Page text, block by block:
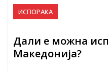
ИСПОРАКА
Дали е можна
Македонија?